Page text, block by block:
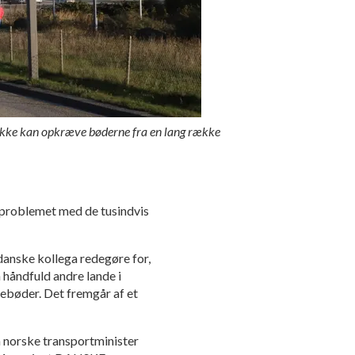
kan opkræve bøderne fra en lang række
med de tusindvis
kollega redegøre for,
andre lande i
Det fremgår af et
norske transportminister